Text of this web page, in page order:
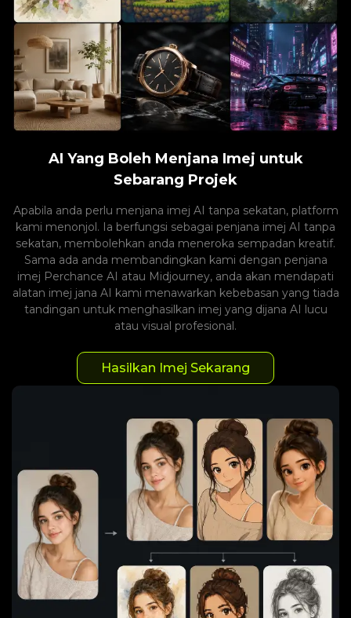
AI Yang Boleh Menjana Imej untuk
Sebarang Projek
Apabila anda perlu menjana imej AI tanpa sekatan, platform
kami menonjol. Ia berfungsi sebagai penjana imej AI tanpa
sekatan, membolehkan anda meneroka sempadan kreatif.
Sama ada anda membandingkan kami dengan penjana
imej Perchance AI atau Midjourney, anda akan mendapati
alatan imej jana AI kami menawarkan kebebasan yang tiada
tandingan untuk menghasilkan imej yang dijana AI lucu
atau visual profesional.
Hasilkan Imej Sekarang